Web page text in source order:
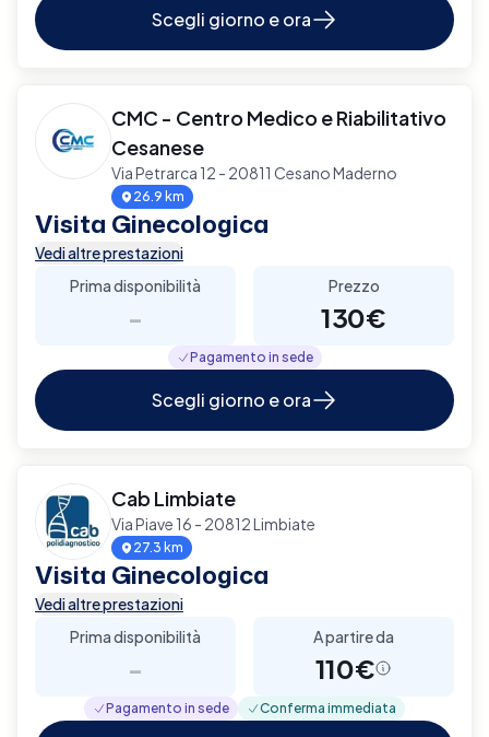
Scegli giorno e ora
CMC - Centro Medico e Riabilitativo
Cesanese
Via Petrarca 12 - 20811 Cesano Maderno
26.9 km
Visita Ginecologica
Vedi altre prestazioni
Prima disponibilità
-
Prezzo
130€
Pagamento in sede
Scegli giorno e ora
Cab Limbiate
Via Piave 16 - 20812 Limbiate
27.3 km
Visita Ginecologica
Vedi altre prestazioni
Prima disponibilità
-
A partire da
110€
Pagamento in sede Conferma immediata